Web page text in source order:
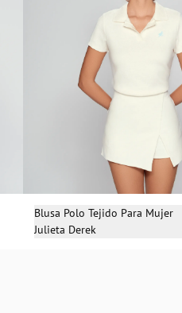
Selecciona una talla
Blusa Polo Tejido Para Mujer
Julieta Derek